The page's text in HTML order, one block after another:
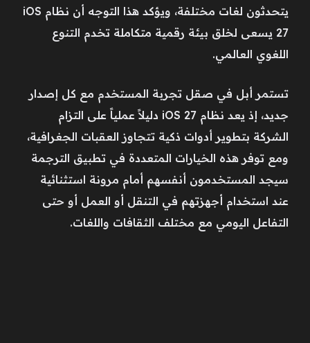
يتحدثون لغات مختلفة، ويؤكد هذا التوجه أن نظام iOS
27 يسعى لخلق بيئة رقمية متكاملة تخدم التنوع
اللغوي العالمي.
تستمر أبل في صقل تجربة المستخدم مع كل إصدار
جديد، إذ يعد نظام iOS 27 دليلاً عملياً على التزام
الشركة بتطوير أدوات ذكية تتجاوز العقبات الجغرافية،
ومع توفر هذه الخيارات المتعددة في تطبيق الترجمة
سيجد المستخدمون أنفسهم أمام مرونة استثنائية
عند استخدام أجهزتهم في التنقل أو العمل أو حتى
التفاعل اليومي مع مختلف الثقافات واللغات.